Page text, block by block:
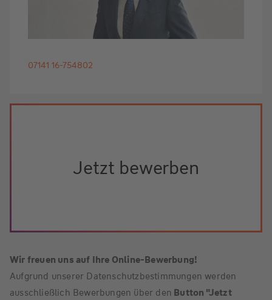
07141 16-754802
Jetzt bewerben
Wir freuen uns auf Ihre Online-Bewerbung!
Aufgrund unserer Datenschutzbestimmungen werden
ausschließlich Bewerbungen über den Button "Jetzt